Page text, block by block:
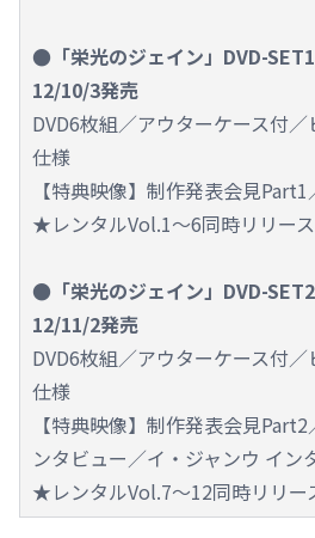
●「栄光のジェイン」DVD-
12/10/3発売
DVD6枚組／アウターケース付
仕様
【特典映像】制作発表会見
★レンタルVol.1～6同時リリース
●「栄光のジェイン」DVD-
12/11/2発売
DVD6枚組／アウターケース付
仕様
【特典映像】制作発表会見
ンタビュー／イ・ジャンウ イン
★レンタルVol.7～12同時リリー